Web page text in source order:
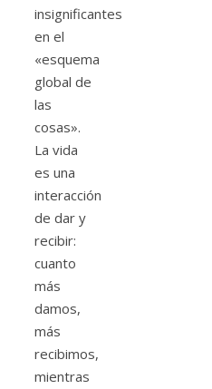
insignificantes
en el
«esquema
global de
las
cosas».
La vida
es una
interacción
de dar y
recibir:
cuanto
más
damos,
más
recibimos,
mientras